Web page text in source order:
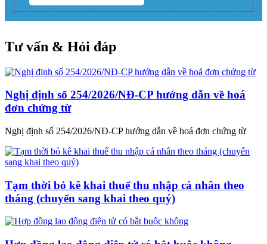
Tư vấn & Hỏi đáp
Nghị định số 254/2026/NĐ-CP hướng dẫn về hoá
đơn chứng từ
Nghị định số 254/2026/NĐ-CP hướng dẫn về hoá đơn chứng từ
Tạm thời bỏ kê khai thuế thu nhập cá nhân theo
tháng (chuyển sang khai theo quý)